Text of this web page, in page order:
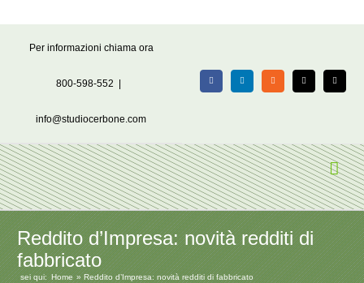
Per informazioni chiama ora
800-598-552
info@studiocerbone.com
FacebookLinkedIn Rss X Email
Reddito d’Impresa: novità redditi di
fabbricato
sei qui: Home Reddito d’Impresa: novità redditi di fabbricato